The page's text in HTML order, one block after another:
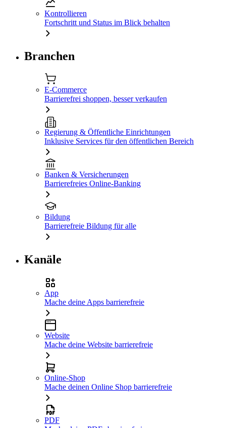
Kontrollieren
Fortschritt und Status im Blick behalten
Branchen
E-Commerce
Barrierefrei shoppen, besser verkaufen
Regierung & Öffentliche Einrichtungen
Inklusive Services für den öffentlichen Bereich
Banken & Versicherungen
Barrierefreies Online-Banking
Bildung
Barrierefreie Bildung für alle
Kanäle
App
Mache deine Apps barrierefreie
Website
Mache deine Website barrierefreie
Online-Shop
Mache deinen Online Shop barrierefreie
PDF